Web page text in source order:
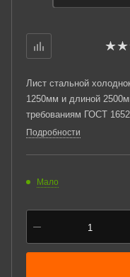
Лист стальной
1250мм и длиной
требованиям ГОСТ
Подробности
Мало